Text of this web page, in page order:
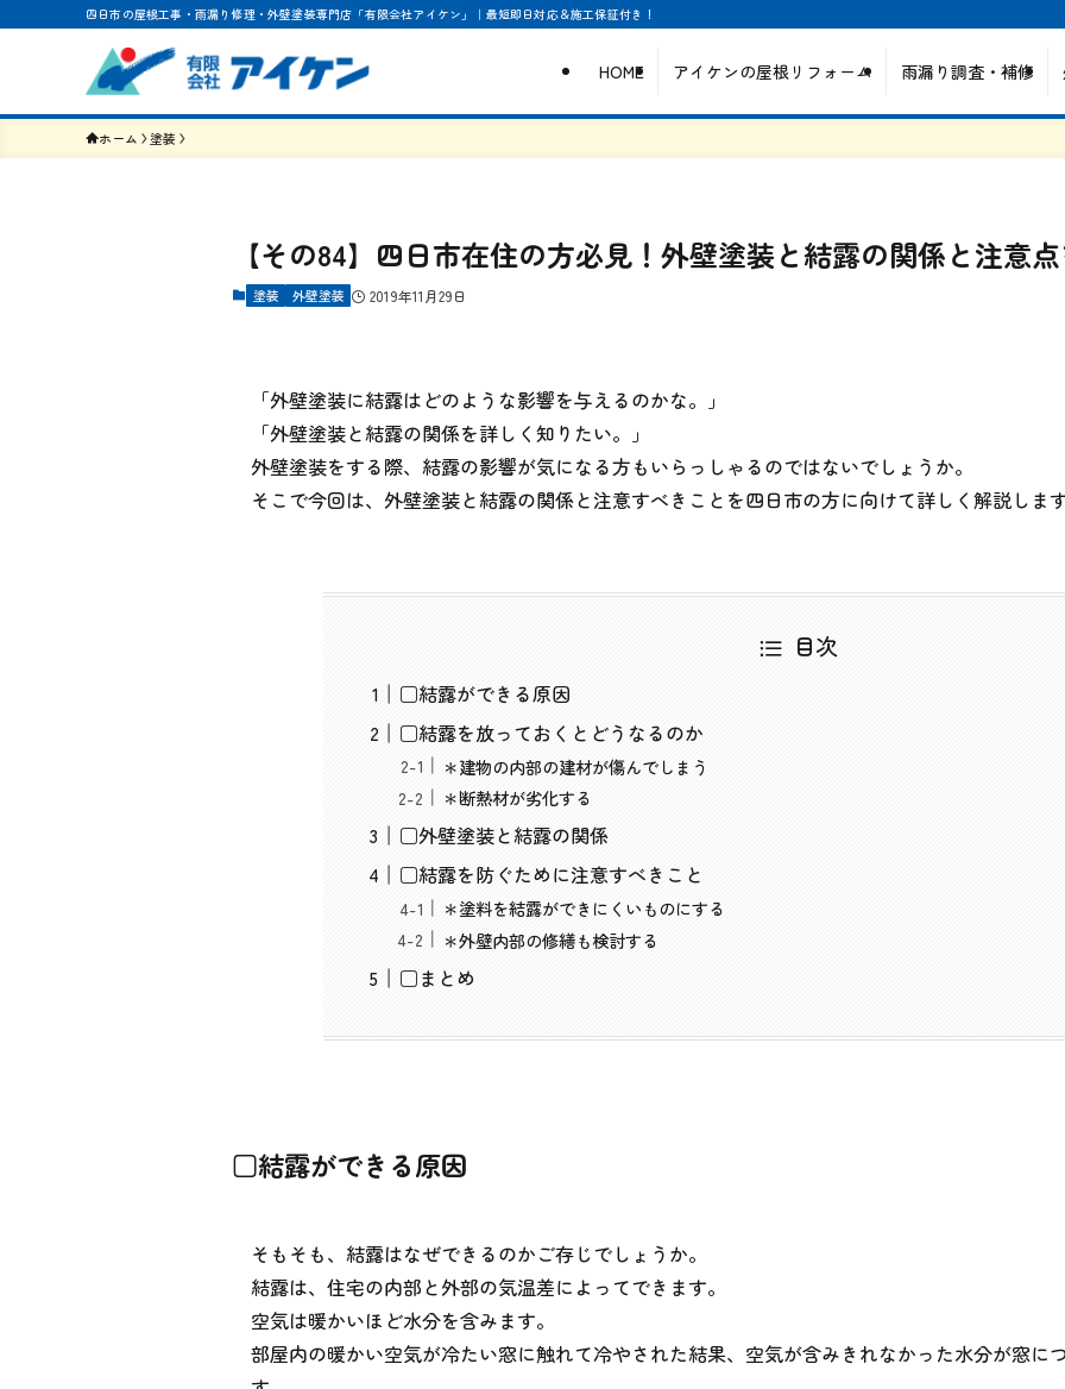
四日市の屋根工事・雨漏り修理・外壁塗装専門店「有限会社アイケン」｜最短即日対応＆施工保証付き！
HOME アイケンの屋根リフォーム 雨漏り調査・補修
ホーム 塗装
【その84】四日市在住の方必見！外壁塗装と結露の関係と注意
塗装 外壁塗装 2019年11月29日
「外壁塗装に結露はどのような影響を与えるのかな。」
「外壁塗装と結露の関係を詳しく知りたい。」
外壁塗装をする際、結露の影響が気になる方もいらっしゃるのではないでしょうか。
そこで今回は、外壁塗装と結露の関係と注意すべきことを四日市の方に向けて詳しく解説しま
目次
□結露ができる原因
□結露を放っておくとどうなるのか
＊建物の内部の建材が傷んでしまう
＊断熱材が劣化する
□外壁塗装と結露の関係
□結露を防ぐために注意すべきこと
＊塗料を結露ができにくいものにする
＊外壁内部の修繕も検討する
□まとめ
□結露ができる原因
そもそも、結露はなぜできるのかご存じでしょうか。
結露は、住宅の内部と外部の気温差によってできます。
空気は暖かいほど水分を含みます。
部屋内の暖かい空気が冷たい窓に触れて冷やされた結果、空気が含みきれなかった水分が窓に